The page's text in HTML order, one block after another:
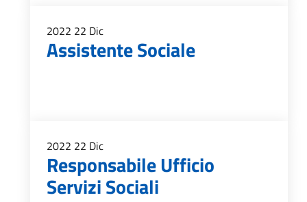
2022 22 Dic
Assistente Sociale
2022 22 Dic
Responsabile Ufficio
Servizi Sociali